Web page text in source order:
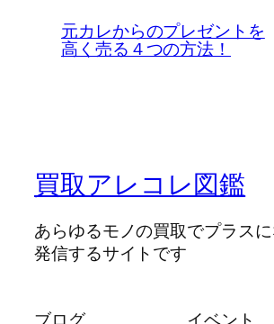
元カレからのプレゼントを
高く売る４つの方法！
買取アレコレ図鑑
あらゆるモノの買取でプラス
発信するサイトです